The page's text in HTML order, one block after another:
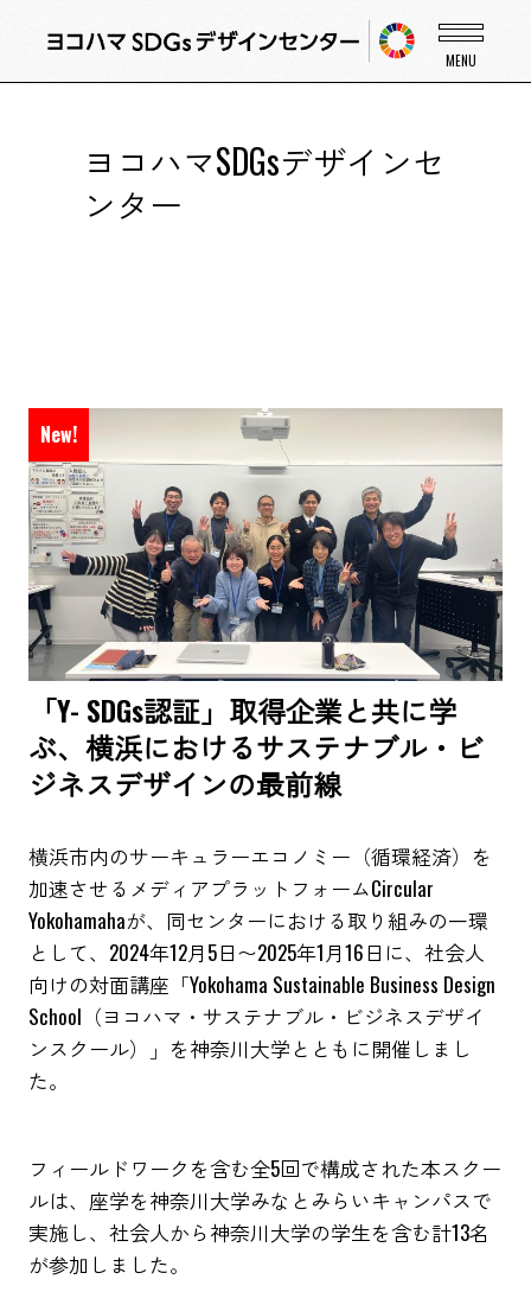
ヨコハマSDGsデザインセ
ンター
「Y- SDGs認証」取得企業と共に学
ぶ、横浜におけるサステナブル・ビ
ジネスデザインの最前線
横浜市内のサーキュラーエコノミー（循環経済）を
加速させるメディアプラットフォームCircular
Yokohamahaが、同センターにおける取り組みの一環
として、2024年12月5日〜2025年1月16日に、社会人
向けの対面講座「Yokohama Sustainable Business Design
School（ヨコハマ・サステナブル・ビジネスデザイ
ンスクール）」を神奈川大学とともに開催しまし
た。
フィールドワークを含む全5回で構成された本スクー
ルは、座学を神奈川大学みなとみらいキャンパスで
実施し、社会人から神奈川大学の学生を含む計13名
が参加しました。